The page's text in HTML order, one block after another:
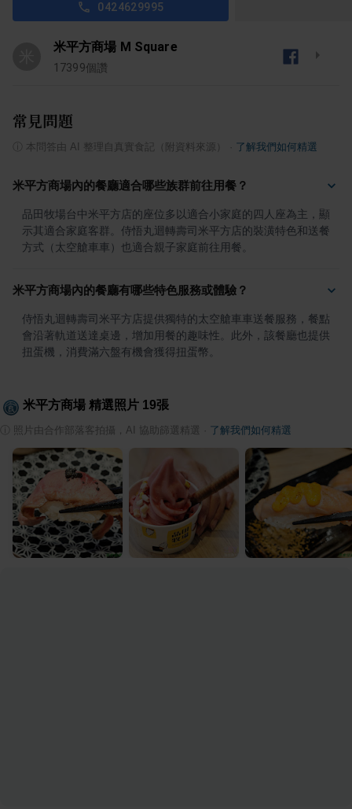
0424629995
米平方商場 M Square
17399個讚
常見問題
本問答由 AI 整理自真實食記（附資料來源） 了解我們如何精選
米平方商場內的餐廳適合哪些族群前往用餐？
品田牧場台中米平方店的座位多以適合小家庭的四人座為主，顯
示其適合家庭客群。侍悟丸迴轉壽司米平方店的裝潢特色和送餐
方式（太空艙車車）也適合親子家庭前往用餐。
米平方商場內的餐廳有哪些特色服務或體驗？
侍悟丸迴轉壽司米平方店提供獨特的太空艙車車送餐服務，餐點
會沿著軌道送達桌邊，增加用餐的趣味性。此外，該餐廳也提供
扭蛋機，消費滿六盤有機會獲得扭蛋幣。
米平方商場 精選照片 19張
照片由合作部落客拍攝，AI 協助篩選精選 了解我們如何精選